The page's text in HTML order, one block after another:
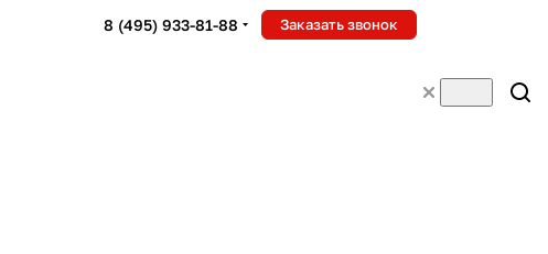
8 (495) 933-81-88 Заказать звонок